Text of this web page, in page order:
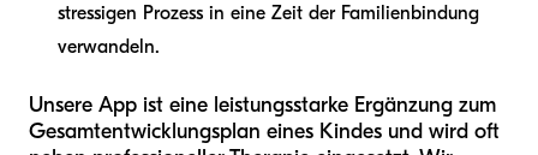
stressigen Prozess in eine Zeit der Familienbindung
verwandeln.
Unsere App ist eine leistungsstarke Ergänzung zum
Gesamtentwicklungsplan eines Kindes und wird oft